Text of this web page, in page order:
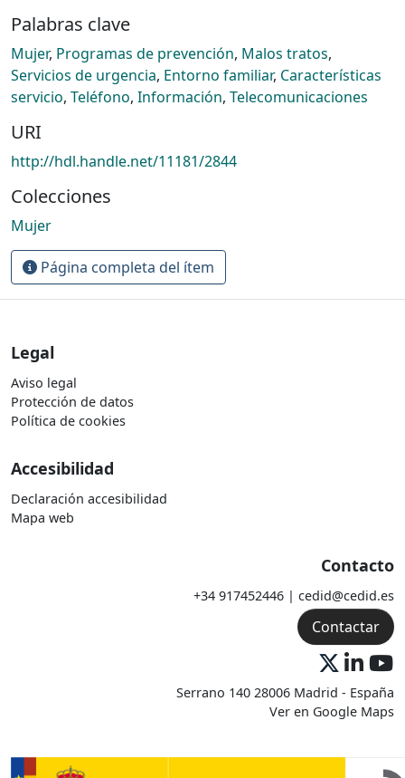
Palabras clave
Mujer, Programas de prevención, Malos tratos,
Servicios de urgencia, Entorno familiar, Características
servicio, Teléfono, Información, Telecomunicaciones
URI
http://hdl.handle.net/11181/2844
Colecciones
Mujer
Página completa del ítem
Legal
Aviso legal
Protección de datos
Política de cookies
Accesibilidad
Declaración accesibilidad
Mapa web
Contacto
+34 917452446 | cedid@cedid.es
Contactar
Serrano 140 28006 Madrid - España
Ver en Google Maps